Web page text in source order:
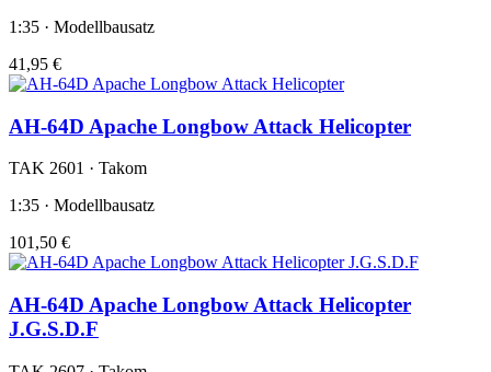
1:35 · Modellbausatz
41,95 €
AH-64D Apache Longbow Attack Helicopter
TAK 2601 · Takom
1:35 · Modellbausatz
101,50 €
AH-64D Apache Longbow Attack Helicopter
J.G.S.D.F